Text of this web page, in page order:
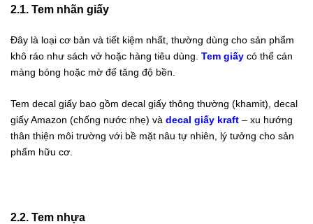
2.1. Tem nhãn giấy
Đây là loại cơ bản và tiết kiệm nhất, thường dùng cho sản phẩm
khô ráo như sách vở hoặc hàng tiêu dùng. Tem giấy có thể cán
màng bóng hoặc mờ để tăng độ bền.
Tem decal giấy bao gồm decal giấy thông thường (khamit), decal
giấy Amazon (chống nước nhẹ) và decal giấy kraft – xu hướng
thân thiện môi trường với bề mặt nâu tự nhiên, lý tưởng cho sản
phẩm hữu cơ.
2.2. Tem nhựa